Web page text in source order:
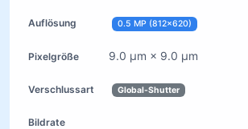
0.5 MP (812×620)
9.0 µm × 9.0 µm
Global-Shutter